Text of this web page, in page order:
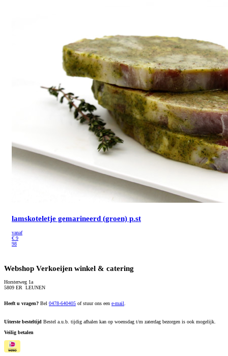
lamskoteletje gemarineerd (groen) p.st
vanaf
€ 9
98
Webshop Verkoeijen winkel & catering
Horsterweg 1a
5809 ER LEUNEN
Heeft u vragen? Bel 0478-640405 of stuur ons een e-mail.
Uiterste besteltijd Bestel a.u.b. tijdig afhalen kan op woensdag t/m zaterdag bezorgen is ook mogelijk.
Veilig betalen